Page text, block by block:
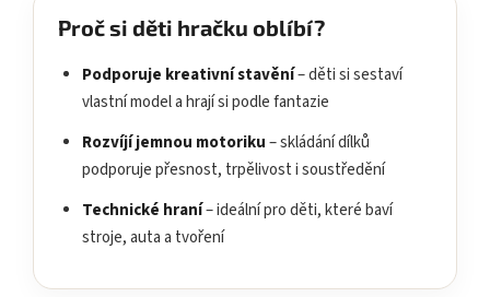
Proč si děti hračku oblíbí?
Podporuje kreativní stavění– děti si sestaví
vlastní model a hrají si podle fantazie
Rozvíjí jemnou motoriku– skládání dílků
podporuje přesnost, trpělivost i soustředění
Technické hraní– ideální pro děti, které baví
stroje, auta a tvoření